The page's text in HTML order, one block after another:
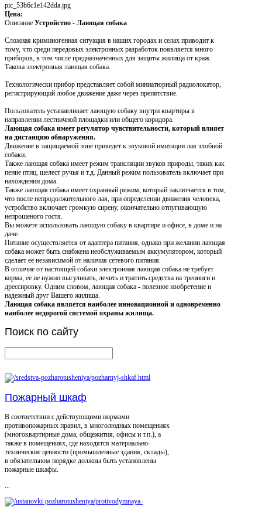
pic_53b6c1e142dda.jpg
Цена:
Описание Устройство - Лающая собака
Сложная криминогенная ситуация в наших городах и селах приводит к
тому, что среди передовых электронных разработок появляется много
приборов, в том числе предназначенных для защиты жилища от краж.
Такова электронная лающая собака.
Технологически прибор представляет собой миниатюрный радиолокатор,
регистрирующий любое движение даже через препятствие.
Пользователь устанавливает лающую собаку внутри квартиры в
направлении лестничной площадки или общего коридора.
Лающая собака имеет регулятор чувствительности, который влияет
на дистанцию обнаружения.
Движение в защищаемой зоне приведет к звуковой имитации лая злобной
собаки.
Также лающая собака имеет режим трансляции звуков природы, таких как
пение птиц, шелест ручья и т.д. Данный режим пользователь включает при
нахождении дома.
Также лающая собака имеет охранный режим, который заключается в том,
что после непродолжительного лая, при определении движения человека,
устройство включает громкую сирену, окончательно отпугивающую
непрошеного гостя.
Вы можете использовать лающую собаку в квартире и офисе, в доме и на
даче.
Питание осуществляется от адаптера питания, однако при желании лающая
собака может быть снабжена необслуживаемым аккумулятором, который
сделает ее независимой от наличия сетевого питания.
В отличие от настоящей собаки электронная лающая собака не требует
корма, ее не нужно выгуливать, лечить и тратить средства на тренинги и
дрессировку. Одним словом, лающая собака - полезное изобретение и
надежный друг Вашего жилища.
Лающая собака является наиболее инновационной и одновременно
наиболее недорогой системой охраны жилища.
Поиск по сайту
Пожарный шкаф
В соответствии с действующими нормами
противопожарных правил, в многолюдных помещениях
(многоквартирные дома, общежития, офисы и т.п.), а
также в помещениях, где находятся материально-
технические ценности (промышленные здания, склады),
в обязательном порядке должны быть установлены
пожарные шкафы.
...